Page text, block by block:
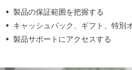
製品の保証範囲を把握する
キャッシュバック、ギフト、特別
製品サポートにアクセスする